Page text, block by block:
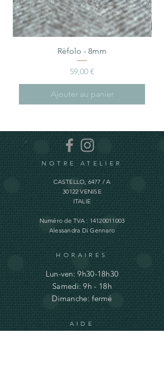
Rèfolo - 8mm
Prix
59,00 €
Ajouter au panier
NOTRE ATELIER
CASTELLO, 6477 / A
30122 VENISE
ITALIE
Numéro de TVA : 14120011003
Alessandra Di Gennaro
HORAIRES
Lun-ven: 9h30-18h30
Samedi: 9h - 18h
Dimanche: fermé
AIDE